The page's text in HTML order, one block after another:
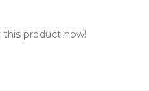
product now!